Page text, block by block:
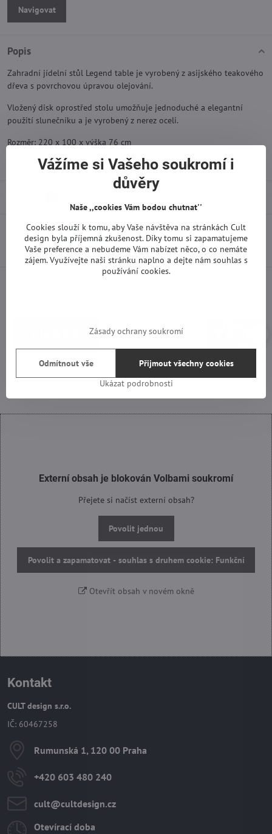
Navigovat
Popis
Zahradní jídelní stůl Legend table je vyrobený z asijského teakového
dřeva s povrchovou úpravou olejování.
Vložený disk oprostřed stolu umožňuje jednoduché a elegantní
použití slunečníku a je vyrobený z nerez oceli.
Rozměr: 220 x 100 x výška 76 cm
Váha 47,5 kg
FacebookTwitterBlueskyPinterestReddit LinkedInWhatsApp
E-
mail
Externí obsah je blokován Volbami soukromí
Přejete si načíst externí obsah?
Povolit jednou
Povolit a zapamatovat - souhlas s druhem cookie: Funkční
Otevřít obsah v novém okně
Kontakt
CULT design s.r.o.
IČ: 60467258
Rumunská 1, 120 00 Praha
+420 603 480 240
cult​@cultdesign​.cz
Otevírací doba
Vážíme si Vašeho soukromí i
důvěry
Naše ,,cookies Vám bodou chutnat''
Cookies slouží k tomu, aby Vaše návštěva na stránkách Cult
design byla příjemná zkušenost. Díky tomu si zapamatujeme
Vaše preference a nebudeme Vám nabízet něco, o co nemáte
zájem. Využívejte naši stránku naplno a dejte nám souhlas s
používání cookies.
Zásady ochrany soukromí
Ukázat podrobnosti
Přijmout všechny cookies
Odmítnout vše